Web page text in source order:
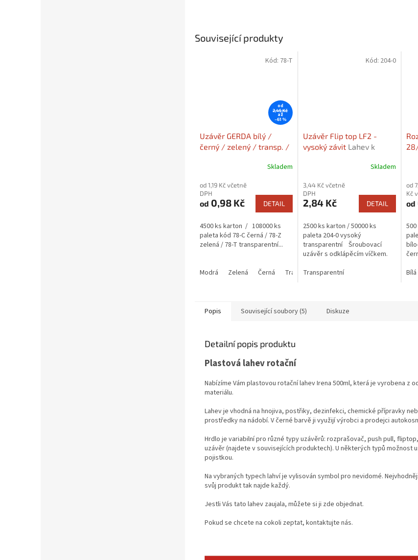
Související produkty
od
2,45 Kč
až
–61 %
Uzávěr GERDA bílý /
černý / zelený / transp. /
Skladem
od 1,19 Kč včetně
DPH
od 0,98 Kč DETAIL
4500 ks karton / 108000 ks
paleta kód 78-C černá / 78-Z
zelená / 78-T transparentní...
Modrá Zelená Černá Transparentní Červená GERDA NEW
Kód: 78-T
Uzávěr Flip top LF2 -
vysoký závit Lahev k
Skladem
3,44 Kč včetně
DPH
2,84 Kč DETAIL
2500 ks karton / 50000 ks
paleta 204-0 vysoký
transparentní Šroubovací
uzávěr s odklápěcím víčkem.
kosmetiku, potraviny.
Transparentní
Kód: 204-0
od
Kč
od
Bílá
Popis Související soubory (5) Diskuze
Detailní popis produktu
Plastová lahev rotační
Nabízíme Vám plastovou rotační lahev Irena 500ml, která je vyrobena z
materiálu.
Lahev je vhodná na hnojiva, postřiky, dezinfekci, chemické přípravky
prostředky na nádobí. V černé barvě ji využijí výrobci a prodejci
Hrdlo je variabilní pro různé typy uzávěrů: rozprašovač, push pull,
uzávěr (najdete v souvisejících produktech). U některých typů možnost
pojistkou.
Na vybraných typech lahví je vylisován symbol pro nevidomé.
svůj produkt tak najde každý.
Jestli Vás tato lahev zaujala, můžete si ji zde objednat.
Pokud se chcete na cokoli zeptat, kontaktujte nás.